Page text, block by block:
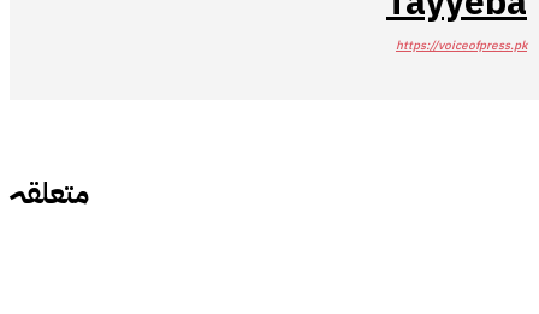
متعلقہ
https://voiceofpress.pk